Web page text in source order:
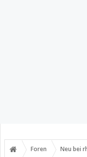
Foren Neu bei